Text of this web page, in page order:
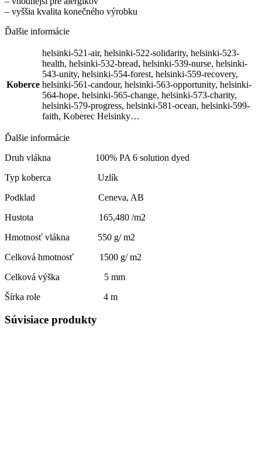
– vyššia kvalita konečného výrobku
Ďalšie informácie
Koberce
helsinki-521-air, helsinki-522-solidarity, helsinki-523-
health, helsinki-532-bread, helsinki-539-nurse, helsinki-
543-unity, helsinki-554-forest, helsinki-559-recovery,
helsinki-561-candour, helsinki-563-opportunity, helsinki-
564-hope, helsinki-565-change, helsinki-573-charity,
helsinki-579-progress, helsinki-581-ocean, helsinki-599-
faith, Koberec Helsinky…
Ďalšie informácie
Druh vlákna 100% PA 6 solution dyed
Typ koberca Uzlík
Podklad Ceneva, AB
Hustota 165,480 /m2
Hmotnosť vlákna 550 g/ m2
Celková hmotnosť 1500 g/ m2
Celková výška 5 mm
Šírka role 4 m
Súvisiace produkty